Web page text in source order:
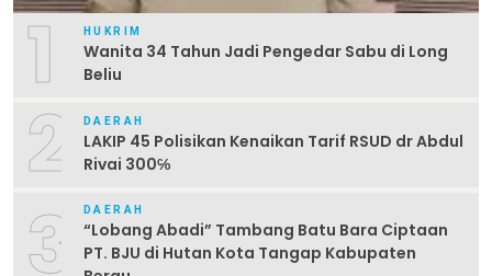
1 HUKRIM
Wanita 34 Tahun Jadi Pengedar Sabu di Long
Beliu
2 DAERAH
LAKIP 45 Polisikan Kenaikan Tarif RSUD dr Abdul
Rivai 300℅
3 DAERAH
“Lobang Abadi” Tambang Batu Bara Ciptaan
PT. BJU di Hutan Kota Tangap Kabupaten